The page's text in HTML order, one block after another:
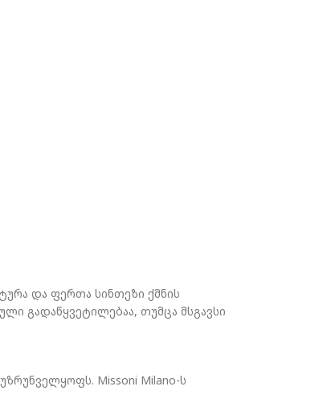
და ფერთა სინთეზი ქმნის
გადაწყვეტილებაა, თუმცა მსგავსი
Missoni Milano-ს